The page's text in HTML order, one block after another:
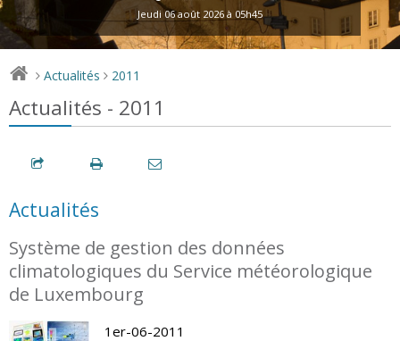
Jeudi 06 août 2026 à 05h45
> Actualités > 2011
Actualités - 2011
Actualités
Système de gestion des données
climatologiques du Service météorologique
de Luxembourg
1er-06-2011